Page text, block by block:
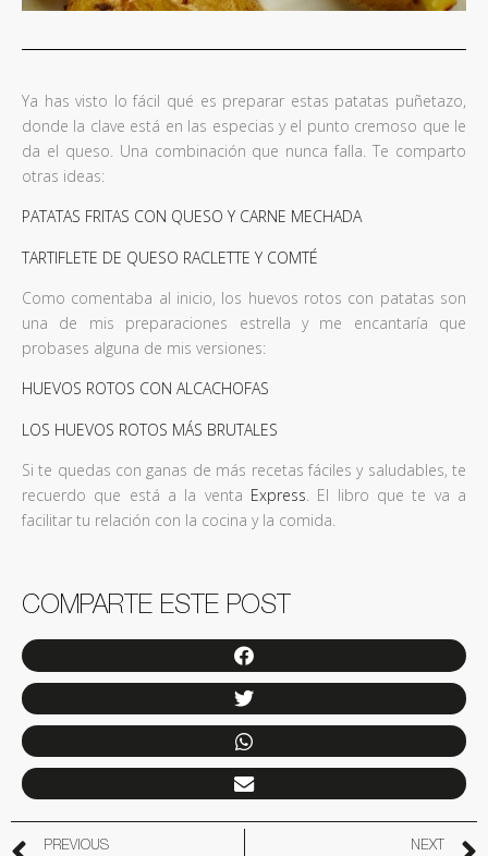
Ya has visto lo fácil qué es preparar estas patatas puñetazo,
donde la clave está en las especias y el punto cremoso que le
da el queso. Una combinación que nunca falla. Te comparto
otras ideas:
PATATAS FRITAS CON QUESO Y CARNE MECHADA
TARTIFLETE DE QUESO RACLETTE Y COMTÉ
Como comentaba al inicio, los huevos rotos con patatas son
una de mis preparaciones estrella y me encantaría que
probases alguna de mis versiones:
HUEVOS ROTOS CON ALCACHOFAS
LOS HUEVOS ROTOS MÁS BRUTALES
Si te quedas con ganas de más recetas fáciles y saludables, te
recuerdo que está a la venta Express. El libro que te va a
facilitar tu relación con la cocina y la comida.
COMPARTE ESTE POST
PREVIOUS NEXT